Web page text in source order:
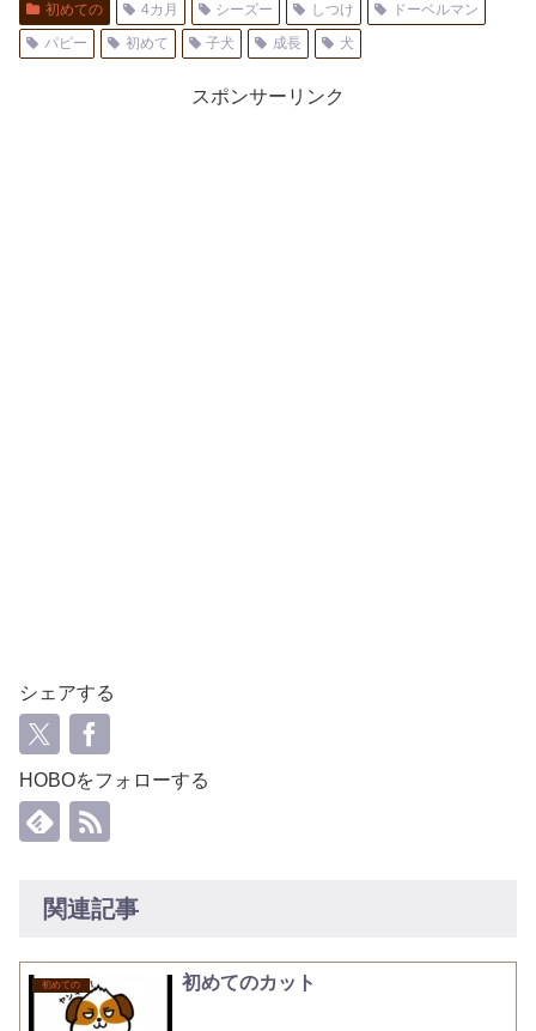
初めての 4カ月 シーズー しつけ
ドーベルマン
パピー
初めて 子犬 成長 犬
スポンサーリンク
シェアする
HOBOをフォローする
関連記事
初めての 初めてのカット